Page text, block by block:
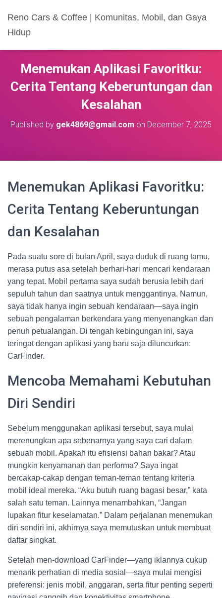
Reno Cars & Coffee | Komunitas, Mobil, dan Gaya
Hidup
Menemukan Aplikasi Favoritku:
Cerita Tentang Keberuntungan dan
Kesalahan
Published by gek4869@gmail.com on December 7, 2025
Menemukan Aplikasi Favoritku:
Cerita Tentang Keberuntungan
dan Kesalahan
Pada suatu sore di bulan April, saya duduk di ruang tamu,
merasa putus asa setelah berhari-hari mencari kendaraan
yang tepat. Mobil pertama saya sudah berusia lebih dari
sepuluh tahun dan saatnya untuk menggantinya. Namun,
saya tidak hanya ingin sebuah kendaraan—saya ingin
sebuah pengalaman berkendara yang menyenangkan dan
penuh petualangan. Di tengah kebingungan ini, saya
teringat dengan aplikasi yang baru saja diluncurkan:
CarFinder.
Mencoba Memahami Kebutuhan
Diri Sendiri
Sebelum menggunakan aplikasi tersebut, saya mulai
merenungkan apa sebenarnya yang saya cari dalam
sebuah mobil. Apakah itu efisiensi bahan bakar? Atau
mungkin kenyamanan dan performa? Saya ingat
bercakap-cakap dengan teman-teman tentang kriteria
mobil ideal mereka. “Aku butuh ruang bagasi besar,” kata
salah satu teman. Lainnya menambahkan, “Jangan
lupakan fitur keselamatan.” Dalam perjalanan menemukan
diri sendiri ini, akhirnya saya memutuskan untuk membuat
daftar singkat.
Setelah men-download CarFinder—yang iklannya cukup
menarik perhatian di media sosial—saya mulai mengisi
preferensi: jenis mobil, anggaran, serta fitur penting seperti